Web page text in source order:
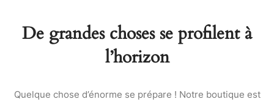
De grandes choses se profilent à
l’horizon
Quelque chose d’énorme se prépare ! Notre boutique est